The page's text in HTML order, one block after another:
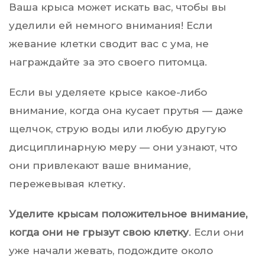
Ваша крыса может искать вас, чтобы вы
уделили ей немного внимания! Если
жевание клетки сводит вас с ума, не
награждайте за это своего питомца.
Если вы уделяете крысе какое-либо
внимание, когда она кусает прутья — даже
щелчок, струю воды или любую другую
дисциплинарную меру — они узнают, что
они привлекают ваше внимание,
пережевывая клетку.
Уделите крысам положительное внимание,
когда они не грызут свою клетку. Если они
уже начали жевать, подождите около